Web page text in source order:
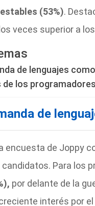
(53%).
veces superior a
de lenguajes
de los programadores
de
encuesta de Joppy
Para los
por delante de la
interés por